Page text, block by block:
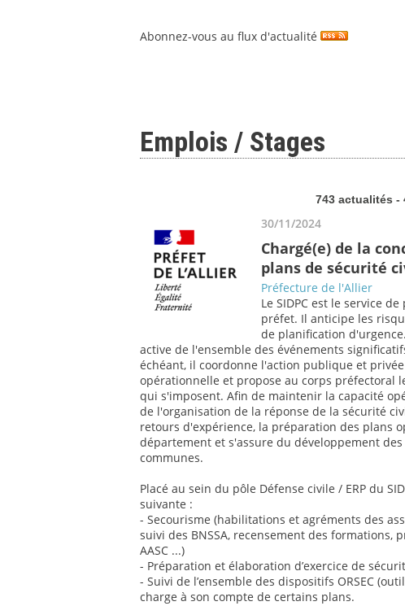
Abonnez-vous au flux d'actualité
Emplois / Stages
743 actualités -
30/11/2024
Chargé(e) de la
plans de sécurité
Préfecture de l'Allier
Le SIDPC est le service
préfet. Il anticipe les
de planification
active de l'ensemble des événements
échéant, il coordonne l'action publique et
opérationnelle et propose au corps préfectoral
qui s'imposent. Afin de maintenir la capacité
de l'organisation de la réponse de la sécurité
retours d'expérience, la préparation des plans
département et s'assure du développement
communes.
Placé au sein du pôle Défense civile / ERP du
suivante :
- Secourisme (habilitations et agréments des
suivi des BNSSA, recensement des formations,
AASC ...)
- Préparation et élaboration d’exercice de
- Suivi de l’ensemble des dispositifs ORSEC
charge à son compte de certains plans.